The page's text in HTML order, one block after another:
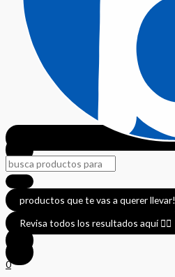
productos que te vas a querer llevar!
Revisa todos los resultados aquí 👈🏼
0